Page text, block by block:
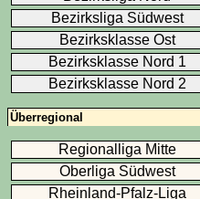
Bezirksliga Südwest
Bezirksklasse Ost
Bezirksklasse Nord 1
Bezirksklasse Nord 2
Überregional
Regionalliga Mitte
Oberliga Südwest
Rheinland-Pfalz-Liga